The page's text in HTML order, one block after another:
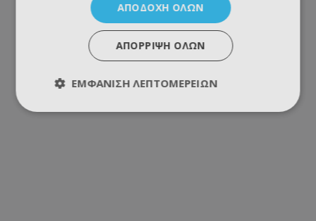
ΑΠΟΔΟΧΉ ΌΛΩΝ
ΑΠΌΡΡΙΨΗ ΌΛΩΝ
ΕΜΦΆΝΙΣΗ ΛΕΠΤΟΜΕΡΕΙΏΝ